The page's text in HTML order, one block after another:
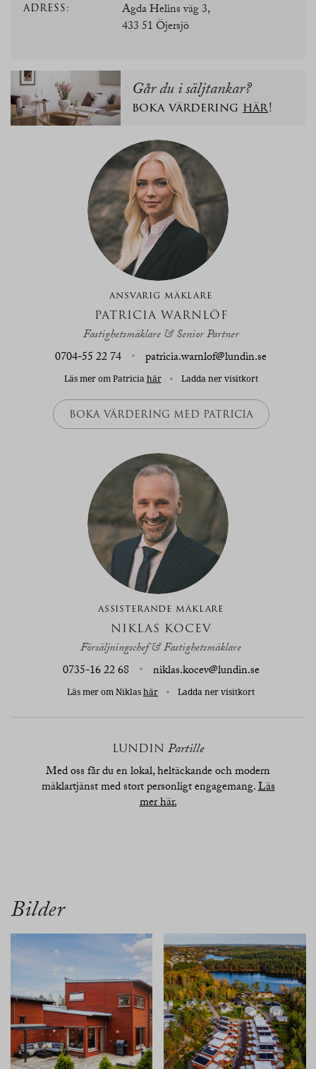
ADRESS:
Agda Helins väg 3,
433 51 Öjersjö
Går du i säljtankar?
boka värdering här!
ANSVARIG MÄKLARE
PATRICIA WARNLÖF
Fastighetsmäklare & Senior Partner
0704-55 22 74
patricia.warnlof@lundin.se
Läs mer om Patricia här Ladda ner visitkort
BOKA VÄRDERING MED PATRICIA
ASSISTERANDE MÄKLARE
NIKLAS KOCEV
Försäljningschef & Fastighetsmäklare
0735-16 22 68
niklas.kocev@lundin.se
Läs mer om Niklashär Ladda ner visitkort
LUNDIN Partille
Med oss får du en lokal, heltäckande och modern
mäklartjänst med stort personligt engagemang.Läs
mer här.
Bilder